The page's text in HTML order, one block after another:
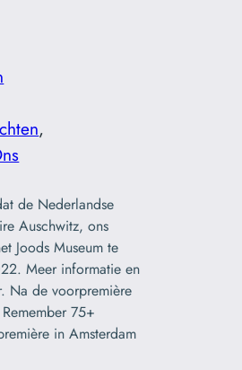
de Nederlandse
Auschwitz, ons
Joods Museum te
Meer informatie en
Na de voorpremière
75+
in Amsterdam